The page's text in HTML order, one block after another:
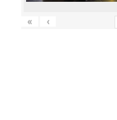
« ‹